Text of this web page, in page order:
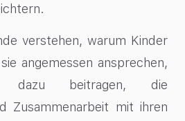
verstehen, warum Kinder
angemessen ansprechen,
dazu beitragen, die
Zusammenarbeit mit ihren